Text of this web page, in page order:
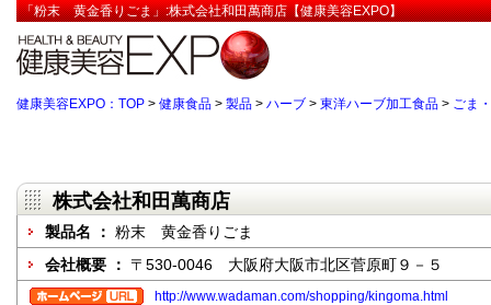
「粉末 黄金香りごま」:株式会社和田萬商店【健康美容EXPO】
健康美容EXPO：TOP > 健康食品 > 製品 > ハーブ > 東洋ハーブ加工食品 > ごま
株式会社和田萬商店
製品名 ： 粉末 黄金香りごま
会社概要 ： 〒530-0046 大阪府大阪市北区菅原町９－５
http://www.wadaman.com/shopping/kingoma.html